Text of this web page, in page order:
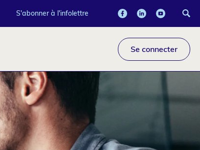
S'abonner à l'infolettre
Se connecter